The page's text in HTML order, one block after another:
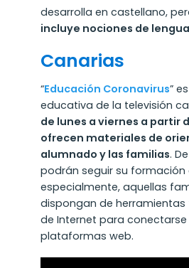
desarrolla en castellano,
incluye nociones de
Canarias
“Educación Coronavirus”
educativa de la televisión
de lunes a viernes a partir
ofrecen materiales de
alumnado y las familias.
podrán seguir su formación
especialmente, aquellas
dispongan de
de Internet para
plataformas web.